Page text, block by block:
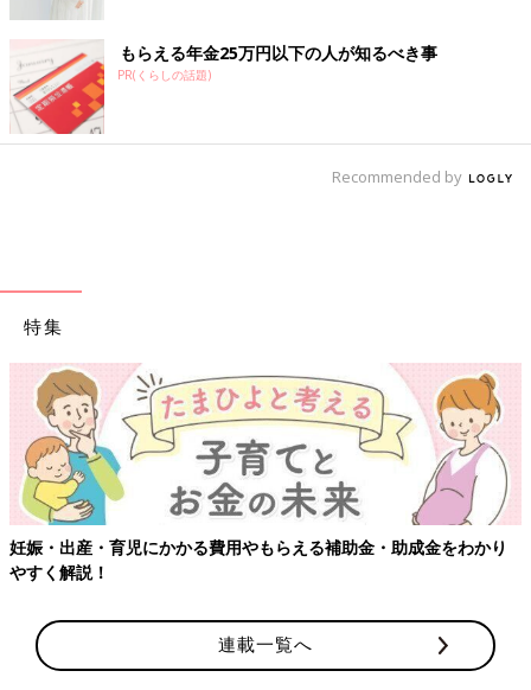
もらえる年金25万円以下の人が知るべき事
PR(くらしの話題)
Recommended by
特集
妊娠・出産・育児にかかる費用やもらえる補助金・助成金をわかり
やすく解説！
連載一覧へ